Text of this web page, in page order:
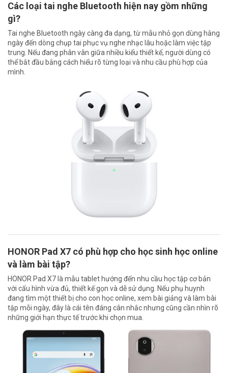
Các loại tai nghe Bluetooth hiện nay gồm những
gì?
Tai nghe Bluetooth ngày càng đa dạng, từ mẫu nhỏ gọn dùng hằng
ngày đến dòng chụp tai phục vụ nghe nhạc lâu hoặc làm việc tập
trung. Nếu đang phân vân giữa nhiều kiểu thiết kế, người dùng có
thể bắt đầu bằng cách hiểu rõ từng loại và nhu cầu phù hợp của
mình.
HONOR Pad X7 có phù hợp cho học sinh học online
và làm bài tập?
HONOR Pad X7 là mẫu tablet hướng đến nhu cầu học tập cơ bản
với cấu hình vừa đủ, thiết kế gọn và dễ sử dụng. Nếu phụ huynh
đang tìm một thiết bị cho con học online, xem bài giảng và làm bài
tập mỗi ngày, đây là cái tên đáng cân nhắc nhưng cũng cần nhìn rõ
những giới hạn thực tế trước khi chọn mua.